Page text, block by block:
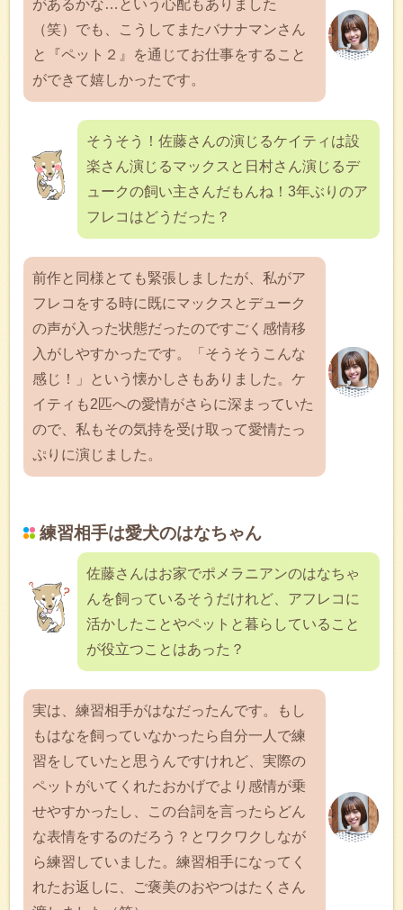
があるかな…という心配もありました
（笑）でも、こうしてまたバナナマンさん
と『ペット２』を通じてお仕事をすること
ができて嬉しかったです。
そうそう！佐藤さんの演じるケイティは設
楽さん演じるマックスと日村さん演じるデ
ュークの飼い主さんだもんね！3年ぶりのア
フレコはどうだった？
前作と同様とても緊張しましたが、私がア
フレコをする時に既にマックスとデューク
の声が入った状態だったのですごく感情移
入がしやすかったです。「そうそうこんな
感じ！」という懐かしさもありました。ケ
イティも2匹への愛情がさらに深まっていた
ので、私もその気持を受け取って愛情たっ
ぷりに演じました。
練習相手は愛犬のはなちゃん
佐藤さんはお家でポメラニアンのはなちゃ
んを飼っているそうだけれど、アフレコに
活かしたことやペットと暮らしていること
が役立つことはあった？
実は、練習相手がはなだったんです。もし
もはなを飼っていなかったら自分一人で練
習をしていたと思うんですけれど、実際の
ペットがいてくれたおかげでより感情が乗
せやすかったし、この台詞を言ったらどん
な表情をするのだろう？とワクワクしなが
ら練習していました。練習相手になってく
れたお返しに、ご褒美のおやつはたくさん